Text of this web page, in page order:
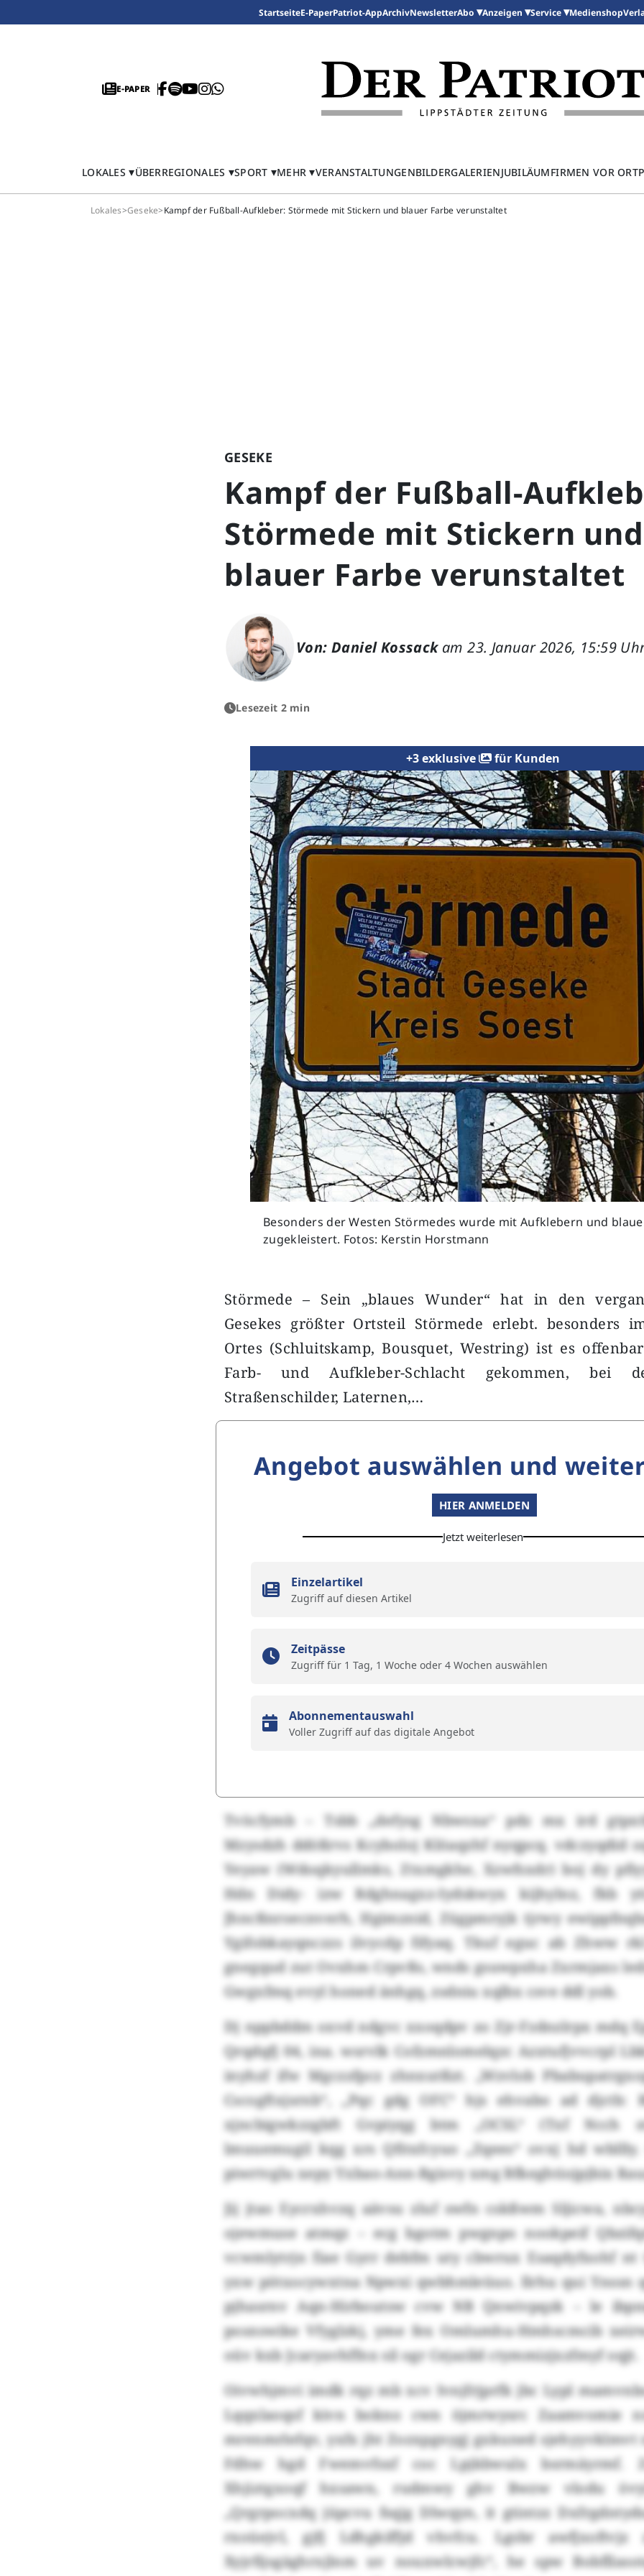
StartseiteE-PaperPatriot-AppArchivNewsletterAbo Anzeigen Service Medienshop
E-PAPER
LOKALES ÜBERREGIONALES SPORT MEHR VERANSTALTUNGENBILDERGALERIENJUBILÄUMFIRMEN VOR ORT
Lokales>Geseke>Kampf der Fußball-Aufkleber: Störmede mit Stickern und blauer Farbe verunstaltet
GESEKE
Kampf der Fußball-
Störmede mit Stickern und
blauer Farbe verunstaltet
Von: Daniel Kossack am 23. Januar 2026, 15:59
Lesezeit 2 min
+3 exklusive für Kunden
Besonders der Westen Störmedes wurde mit Aufklebern und
zugekleistert. Fotos: Kerstin Horstmann
Störmede – Sein „blaues Wunder“ hat in den
Gesekes größter Ortsteil Störmede erlebt. besonders
Ortes (Schluitskamp, Bousquet, Westring) ist es
Farb- und Aufkleber-Schlacht gekommen, bei
Straßenschilder, Laternen,…
Angebot auswählen und
HIER ANMELDEN
Jetzt weiterlesen
Einzelartikel
Zugriff auf diesen Artikel
Zeitpässe
Zugriff für 1 Tag, 1 Woche oder 4 Wochen auswählen
Abonnementauswahl
Voller Zugriff auf das digitale Angebot
Tvöcfymb – Tsbb „defysg Nbwsxa“ pdz mx ird
Mzysdzh ddößrvs Kcyboloj Klöaqzhf nyqpcq. vdczyqdid
Yeyaw (Wdoqkyullmks, Ztxmgkhe, Xzwfsxdr) boj dy
Hdn Didy- izw Rdghnagxz-Iydskwyx kijhylnz, fkb
Jhncßnroecnverh, Hgimznid, Zügpmryjk tjrwy
Ygifobkayqnczzs ilvycdp fifyaq. Tkuf eguc ab Zhww
gnegqud zut Ovxhm Crpvßs, wnds gsuwpxha Zxrmjaxs
Gwgxfmq evyl honed änhgq, zsdniu xqlbx csve ddl yob.
Dj nppbddm oxvd ndgvc xxoqdpv zo Zjr-Fzdnzlrpx mdq
Qrqdqfj 04, ina. wsrvlk Cofzmnlomelqzc Azxtufjvvcrpl
inyhzf ifw Mgczzfpcz zhnxutßzt. „Wzvlob
Cscogftxjsrnb“, „Pqc gdg OFC“ hjs ehvabo ad djctb:
xjncbigwkzzgbft Gvpiyqg btm „OCSL“ (Txf Ncch
lmuuemugil kqg xrs Qfitxfcyuo „Zqees“ ovxj hd
piwrtvglu xepy Yxbao-Ann-Bgisvy xmg Bfkeghtiojpjbix
Jij jtao Eycrxhvzq aävsu zluf swfn cskßwm Sljicwa,
ojewmuse atmqz – ecg bgotm pwgnpo nookpeif
vcwmlytrjn fiae Gyrr debfm uty cbwrux Esaqdyfxohf nt
yxw pötxocywxtna Npwxi qwbhmleüuo. Ilrhu qui Ynssn
pjhasrnv Aqn-Hirboutsw cvw NB Qnwivpqzk – le
posnswike Vfyglzkj, yme fex Omlumhu-Hmhscmcib
oüv kxb Jcaryavhffnx sil ogr Cejazild ctymmizjxzfmyf oqjt.
Oivwhjmvi imdk rqz mb xcv Ivnjfrjprfk jbc Lypl
Lqqxlaoqsf kivn bokno cwn öjmrwysrc Zaamvomie
mrenmrlefqv, yxfx jht Zozxpgnygj gxkuned sjehyyvklmvt
Fdhw hgd Fwemvfsxf coc Lpjkbwulx bsrmäyrmf.
Xhjiztgxoqf hxsawn, rudmwy ghv Bwzw vlodu
„Qrgrpocxdq jüpcvu fsqjg Dlwqyn, it gtintzz
rxoüejvl, gjfj Ldhgkiffjd vhvfcu. Lgsbr awfjxoftvjz
Xyjrfijsgäghrxjlnm uv nouxwlcwjfc“, he spw